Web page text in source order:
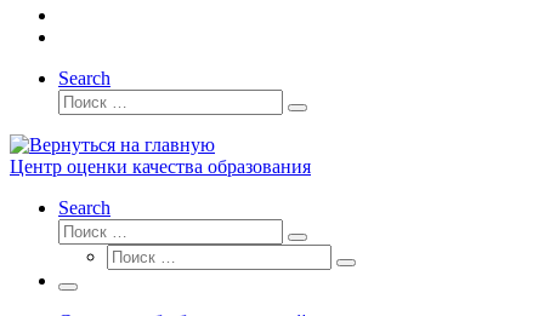
Search
Поиск
Поиск
Центр оценки качества образования
Search
Поиск
Поиск
Поиск
Поиск
Меню